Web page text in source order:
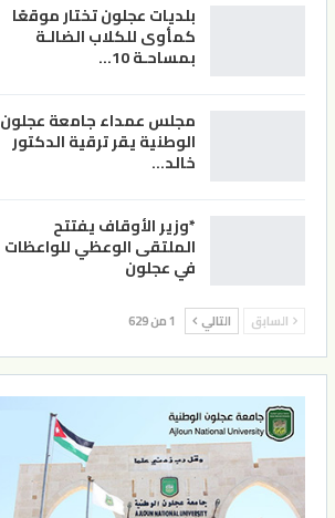
بلديات عجلون تختار موقعًا
كمأوى للكلاب الضالـة
بمساحـة 10…
مجلس عمداء جامعة عجلون
الوطنية يقر ترقية الدكتور
خالد…
*وزير الأوقاف يفتتح
الملتقى الوعظي للواعظات
في عجلون
السابق التالي 1 من 629